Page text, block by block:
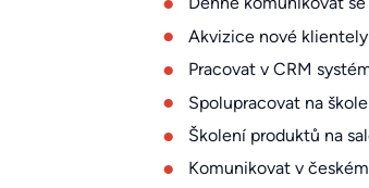
Akvizice nové klientely
Pracovat v CRM
Spolupracovat na
Školení produktů na
Komunikovat v